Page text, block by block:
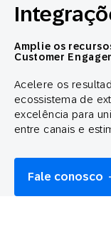
Amplie os
Customer
Acelere os
ecossistema de
excelência para
entre canais e
Fale conosco